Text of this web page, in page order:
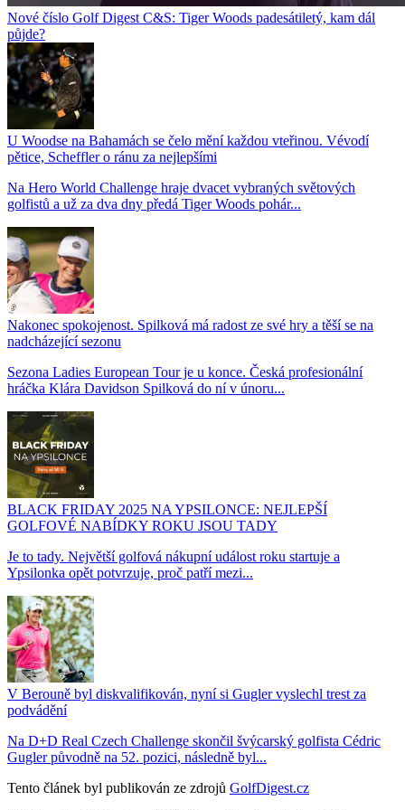
Nové číslo Golf Digest C&S: Tiger Woods padesátiletý, kam dál
půjde?
U Woodse na Bahamách se čelo mění každou vteřinou. Vévodí
pětice, Scheffler o ránu za nejlepšími
Na Hero World Challenge hraje dvacet vybraných světových
golfistů a už za dva dny předá Tiger Woods pohár...
Nakonec spokojenost. Spilková má radost ze své hry a těší se na
nadcházející sezonu
Sezona Ladies European Tour je u konce. Česká profesionální
hráčka Klára Davidson Spilková do ní v únoru...
BLACK FRIDAY 2025 NA YPSILONCE: NEJLEPŠÍ
GOLFOVÉ NABÍDKY ROKU JSOU TADY
Je to tady. Největší golfová nákupní událost roku startuje a
Ypsilonka opět potvrzuje, proč patří mezi...
V Berouně byl diskvalifikován, nyní si Gugler vyslechl trest za
podvádění
Na D+D Real Czech Challenge skončil švýcarský golfista Cédric
Gugler původně na 52. pozici, následně byl...
Tento článek byl publikován ze zdrojů GolfDigest.cz